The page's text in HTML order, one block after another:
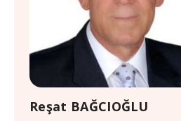
Reşat BAĞCIOĞLU